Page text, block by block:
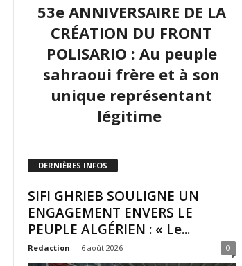
53e ANNIVERSAIRE DE LA
CRÉATION DU FRONT
POLISARIO : Au peuple
sahraoui frère et à son
unique représentant
légitime
DERNIÈRES INFOS
SIFI GHRIEB SOULIGNE UN
ENGAGEMENT ENVERS LE
PEUPLE ALGÉRIEN : « Le...
Redaction - 6 août 2026 0